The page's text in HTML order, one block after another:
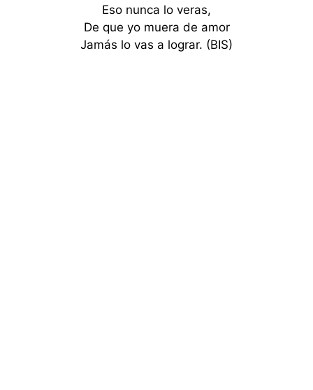
Eso nunca lo veras,
De que yo muera de amor
Jamás lo vas a lograr. (BIS)